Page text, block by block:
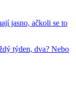
jasno, ačkoli se to
týden, dva? Nebo